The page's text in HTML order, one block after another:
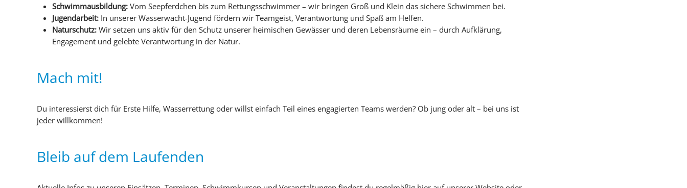
Schwimmausbildung: Vom Seepferdchen bis zum Rettungsschwimmer – wir bringen Groß und Klein das sichere Schwimmen bei.
Jugendarbeit: In unserer Wasserwacht-Jugend fördern wir Teamgeist, Verantwortung und Spaß am Helfen.
Naturschutz: Wir setzen uns aktiv für den Schutz unserer heimischen Gewässer und deren Lebensräume ein – durch Aufklärung,
Engagement und gelebte Verantwortung in der Natur.
Mach mit!
Du interessierst dich für Erste Hilfe, Wasserrettung oder willst einfach Teil eines engagierten Teams werden? Ob jung oder alt – bei uns ist
jeder willkommen!
Bleib auf dem Laufenden